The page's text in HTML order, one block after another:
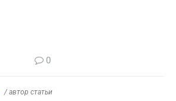
0
/ автор статьи